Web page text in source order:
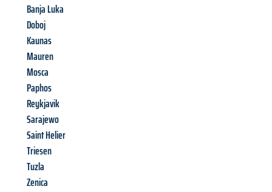
Banja Luka
Doboj
Kaunas
Mauren
Mosca
Paphos
Reykjavik
Sarajewo
Saint Helier
Triesen
Tuzla
Zenica